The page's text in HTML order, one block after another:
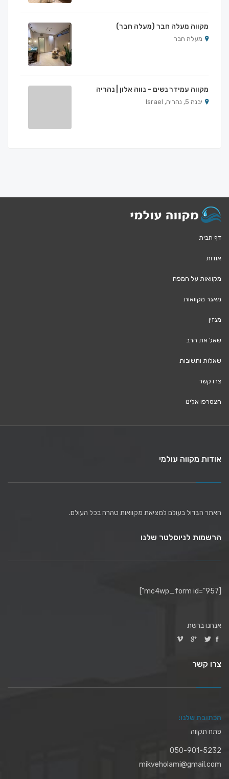
מקווה מעלה חבר (מעלה חבר)
מעלה חבר
מקווה עמידר נשים – נווה אלון | נהריה
יבנה 5, נהריה, Israel
דף הבית
אודות
מקוואות על המפה
מאגר מקוואות
מגזין
שאל את הרב
שאלות ותשובות
צרו קשר
הצטרפו אלינו
אודות מקווה עולמי
האתר הגדול בעולם למציאת מקוואות טהרה בכל העולם.
הרשמות לניוסלטר שלנו
[mc4wp_form id="957"]
אנחנו ברשת
צרו קשר
הכתובת שלנו:
פתח תקווה
050-901-5232
mikveholami@gmail.com